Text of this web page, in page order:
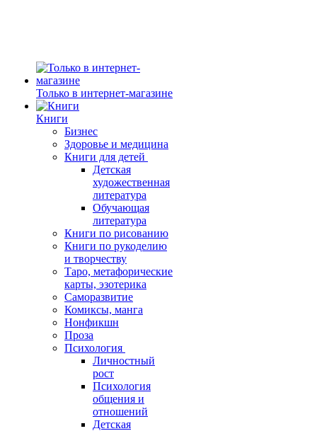
Только в интернет-магазине
Книги
Бизнес
Здоровье и медицина
Книги для детей
Детская
художественная
литература
Обучающая
литература
Книги по рисованию
Книги по рукоделию
и творчеству
Таро, метафорические
карты, эзотерика
Саморазвитие
Комиксы, манга
Нонфикшн
Проза
Психология
Личностный
рост
Психология
общения и
отношений
Детская